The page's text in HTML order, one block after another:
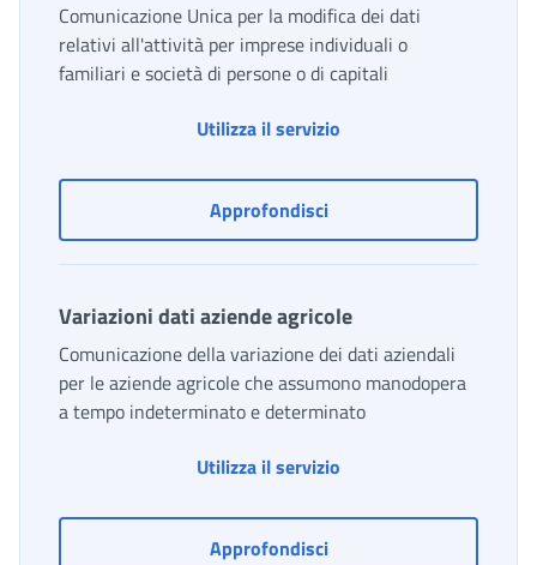
Comunicazione Unica per la modifica dei dati
relativi all'attività per imprese individuali o
familiari e società di persone o di capitali
Utilizza il servizio
ApprofondisciVariazione dati
Variazioni dati aziende agricole
Comunicazione della variazione dei dati aziendali
per le aziende agricole che assumono manodopera
a tempo indeterminato e determinato
Utilizza il servizio
ApprofondisciVariazioni dati aziende